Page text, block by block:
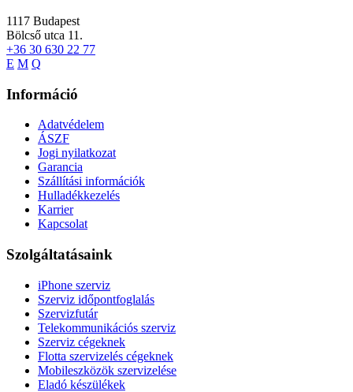
1117 Budapest
Bölcső utca 11.
+36 30 630 22 77
E M Q
Információ
Adatvédelem
ÁSZF
Jogi nyilatkozat
Garancia
Szállítási információk
Hulladékkezelés
Karrier
Kapcsolat
Szolgáltatásaink
iPhone szerviz
Szerviz időpontfoglalás
Szervizfutár
Telekommunikációs szerviz
Szerviz cégeknek
Flotta szervizelés cégeknek
Mobileszközök szervizelése
Eladó készülékek